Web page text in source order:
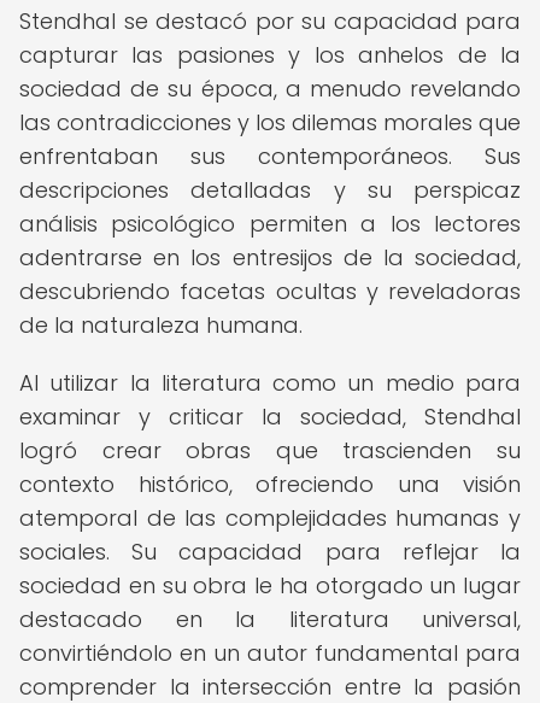
Stendhal se destacó por su capacidad para
capturar las pasiones y los anhelos de la
sociedad de su época, a menudo revelando
las contradicciones y los dilemas morales que
enfrentaban sus contemporáneos. Sus
descripciones detalladas y su perspicaz
análisis psicológico permiten a los lectores
adentrarse en los entresijos de la sociedad,
descubriendo facetas ocultas y reveladoras
de la naturaleza humana.
Al utilizar la literatura como un medio para
examinar y criticar la sociedad, Stendhal
logró crear obras que trascienden su
contexto histórico, ofreciendo una visión
atemporal de las complejidades humanas y
sociales. Su capacidad para reflejar la
sociedad en su obra le ha otorgado un lugar
destacado en la literatura universal,
convirtiéndolo en un autor fundamental para
comprender la intersección entre la pasión